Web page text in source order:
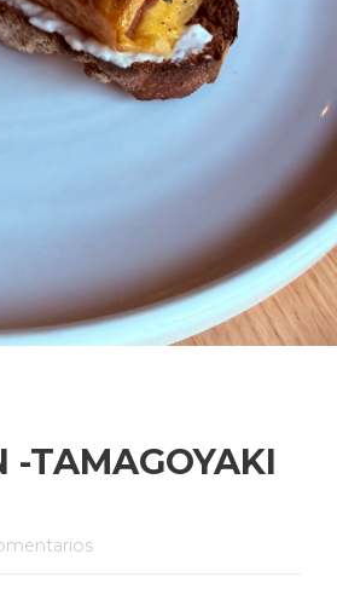
-TAMAGOYAKI